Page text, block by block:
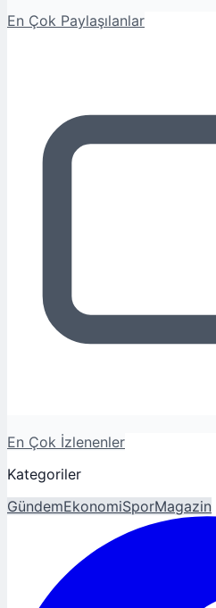
En Çok Paylaşılanlar
En Çok İzlenenler
Kategoriler
GündemEkonomiSporMagazin